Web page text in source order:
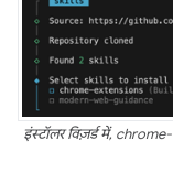
इंस्टॉलर विज़र्ड में,